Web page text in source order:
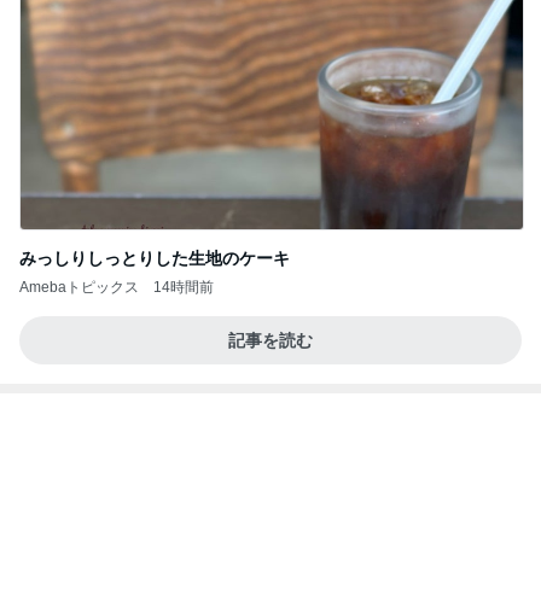
みっしりしっとりした生地のケーキ
Amebaトピックス 14時間前
記事を読む